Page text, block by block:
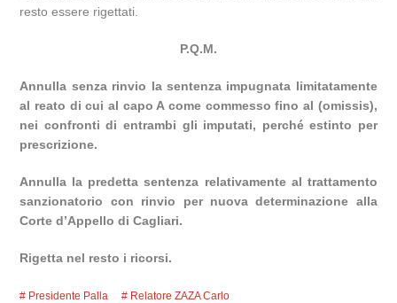
resto essere rigettati.
P.Q.M.
Annulla senza rinvio la sentenza impugnata limitatamente
al reato di cui al capo A come commesso fino al (omissis),
nei confronti di entrambi gli imputati, perché estinto per
prescrizione.
Annulla la predetta sentenza relativamente al trattamento
sanzionatorio con rinvio per nuova determinazione alla
Corte d’Appello di Cagliari.
Rigetta nel resto i ricorsi.
Presidente Palla Relatore ZAZA Carlo